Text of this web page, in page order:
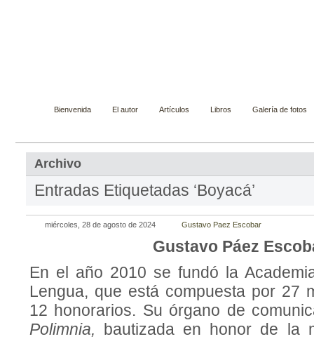
Bienvenida El autor Artículos Libros Galería de fotos
Archivo
Entradas Etiquetadas ‘Boyacá’
miércoles, 28 de agosto de 2024 Gustavo Paez Escobar
Gustavo Páez
En el año 2010 se fundó la
Lengua, que está compuesta por 27
12 honorarios. Su órgano de
Polimnia,
bautizada en honor de la